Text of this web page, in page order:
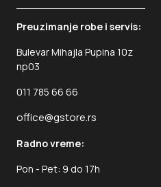
Preuzimanje robe i servis:
Bulevar Mihajla Pupina 10z
np03
011 785 66 66
office@gstore.rs
Radno vreme:
Pon - Pet: 9 do 17h